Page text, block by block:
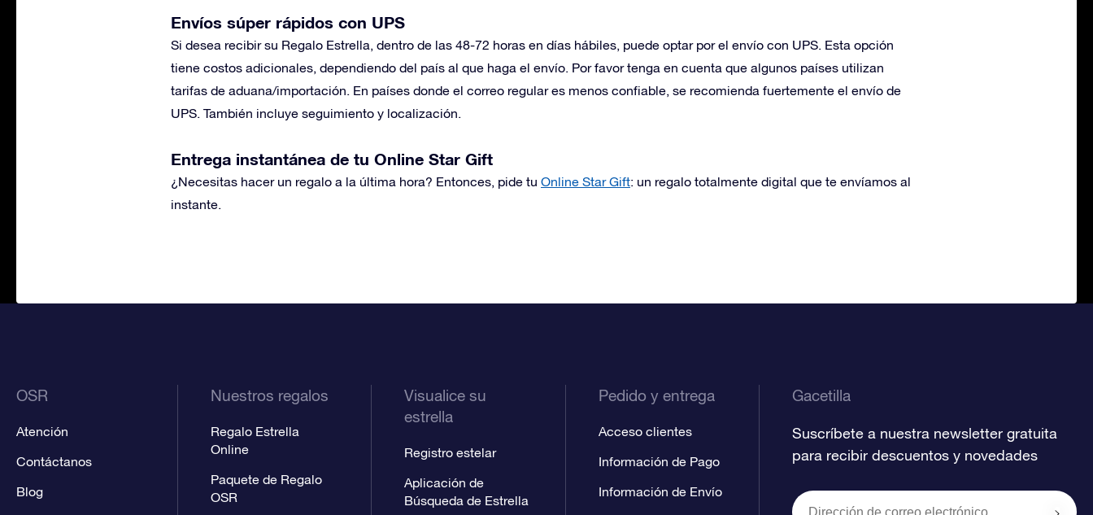
Envíos súper rápidos con UPS
Si desea recibir su Regalo Estrella, dentro de las 48-72 horas en días hábiles, puede optar por el envío con UPS. Esta opción
tiene costos adicionales, dependiendo del país al que haga el envío. Por favor tenga en cuenta que algunos países utilizan
tarifas de aduana/importación. En países donde el correo regular es menos confiable, se recomienda fuertemente el envío de
UPS. También incluye seguimiento y localización.
Entrega instantánea de tu Online Star Gift
¿Necesitas hacer un regalo a la última hora? Entonces, pide tu Online Star Gift: un regalo totalmente digital que te envíamos al
instante.
OSR
Atención
Contáctanos
Blog
Nuestros regalos
Regalo Estrella
Online
Paquete de Regalo
OSR
Visualice su
estrella
Registro estelar
Aplicación de
Búsqueda de Estrella
Pedido y entrega
Acceso clientes
Información de Pago
Información de Envío
Gacetilla
Suscríbete a nuestra newsletter gratuita
para recibir descuentos y novedades